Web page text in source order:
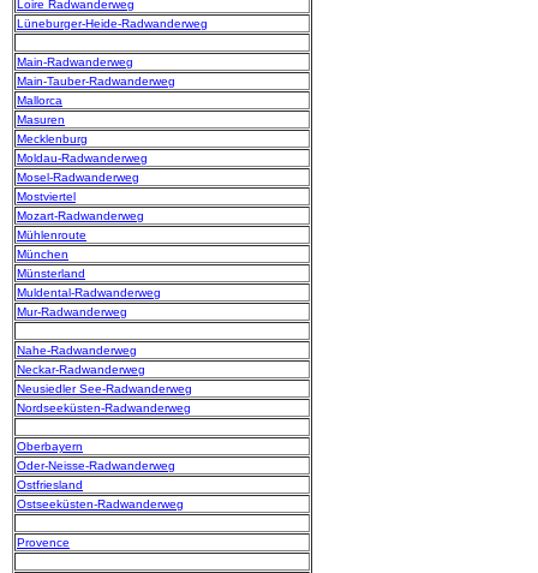
Loire Radwanderweg
Lüneburger-Heide-Radwanderweg
Main-Radwanderweg
Main-Tauber-Radwanderweg
Mallorca
Masuren
Mecklenburg
Moldau-Radwanderweg
Mosel-Radwanderweg
Mostviertel
Mozart-Radwanderweg
Mühlenroute
München
Münsterland
Muldental-Radwanderweg
Mur-Radwanderweg
Nahe-Radwanderweg
Neckar-Radwanderweg
Neusiedler See-Radwanderweg
Nordseeküsten-Radwanderweg
Oberbayern
Oder-Neisse-Radwanderweg
Ostfriesland
Ostseeküsten-Radwanderweg
Provence